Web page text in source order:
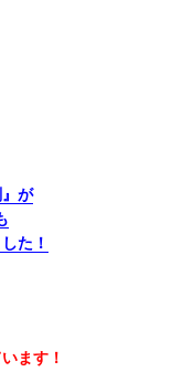
が
た！
ます！